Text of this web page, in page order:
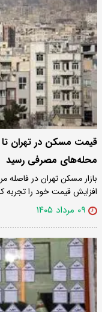
محله‌های مصرفی رسید
افزایش قیمت خود را تجربه
۰۹ مرداد ۱۴۰۵